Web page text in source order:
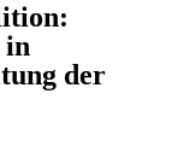
in
der